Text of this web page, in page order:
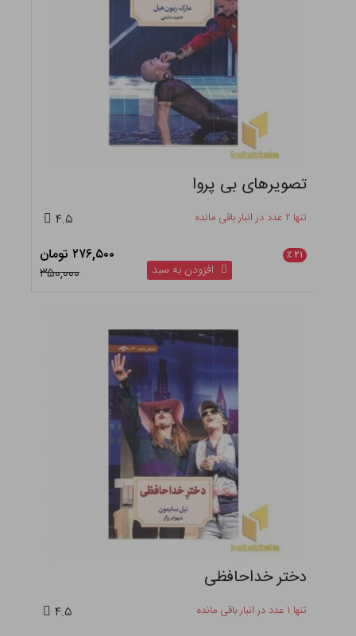
تصویرهای بی پروا
تنها ۲ عدد در انبار باقی مانده ۴.۵
۲۱ ٪
۲۷۶,۵۰۰ تومان
۳۵۰,۰۰۰
افزودن به سبد
دختر خداحافظی
تنها ۱ عدد در انبار باقی مانده ۴.۵